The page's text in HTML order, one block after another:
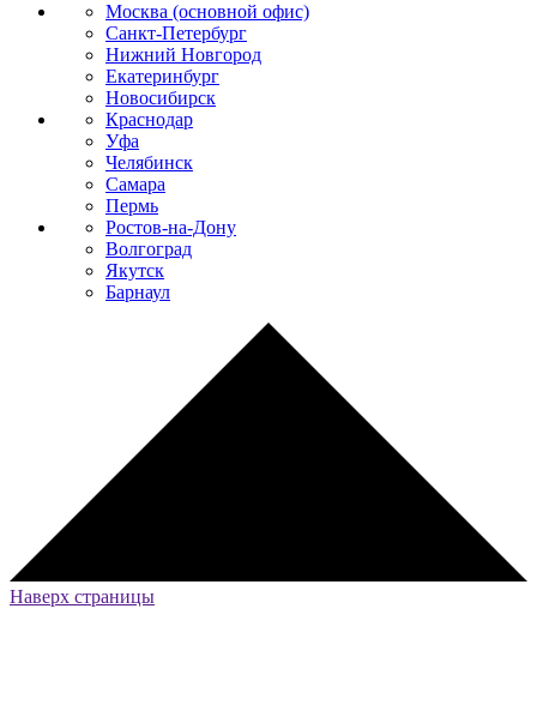
Москва (основной офис)
Санкт-Петербург
Нижний Новгород
Екатеринбург
Новосибирск
Краснодар
Уфа
Челябинск
Самара
Пермь
Ростов-на-Дону
Волгоград
Якутск
Барнаул
Наверх страницы